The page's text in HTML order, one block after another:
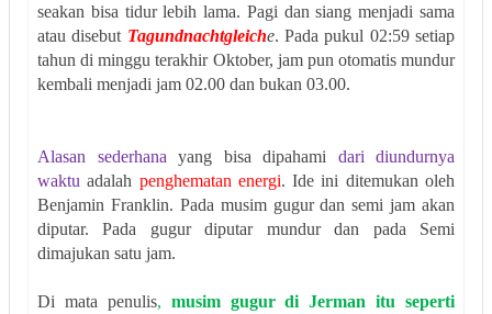
seakan bisa tidur lebih lama. Pagi dan siang menjadi sama
atau disebut Tagundnachtgleiche. Pada pukul 02:59 setiap
tahun di minggu terakhir Oktober, jam pun otomatis mundur
kembali menjadi jam 02.00 dan bukan 03.00.
Alasan sederhana yang bisa dipahami dari diundurnya
waktuadalah penghematan energi. Ide ini ditemukan oleh
Benjamin Franklin. Pada musim gugur dan semi jam akan
diputar. Pada gugur diputar mundur dan pada Semi
dimajukan satu jam.
Di mata penulis, musim gugur di Jerman itu seperti